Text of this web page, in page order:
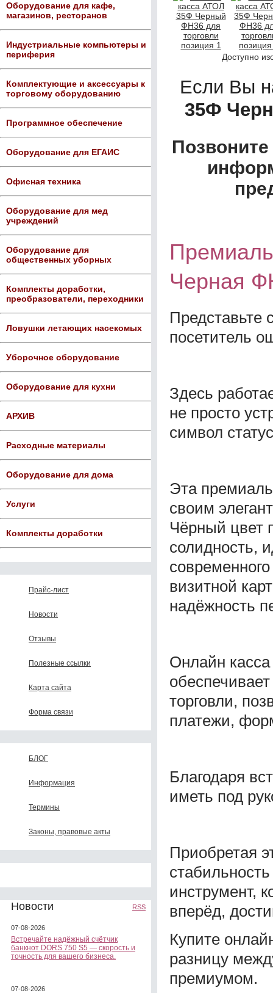
Оборудование для кафе,
магазинов, ресторанов
Индустриальные компьютеры и
периферия
Комплектующие и аксессуары к
торговому оборудованию
Программное обеспечение
Оборудование для ЕГАИС
Офисная техника
Оборудование для мед
учреждений
Оборудование для
общественных уборных
Комплекты доработки,
преобразователи, переходники
Ловушки летающих насекомых
Уборочное оборудование
Оборудование для кухни
АРХИВ
Расходные материалы
Оборудование для дома
Услуги
Комплекты доработки
Прайс-лист
Новости
Отзывы
Полезные ссылки
Карта сайта
Форма связи
БЛОГ
Информация
Термины
Законы, правовые акты
Новости RSS
07-08-2026
Встречайте надёжный счётчик
банкнот DORS 750 S5 — скорость и
точность для вашего бизнеса.
07-08-2026
Доступно
Если Вы
35Ф
Черная
Представьте
посетитель
Здесь
не просто
символ
Эта
своим
Чёрный цвет
солидность,
визитной
надёжность
Онлайн
торговли,
платежи,
Благодаря
иметь под
Приобретая
инструмент,
вперёд,
Купите
разницу
премиумом.